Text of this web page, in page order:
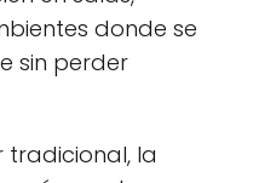
donde se
sin perder
tradicional, la